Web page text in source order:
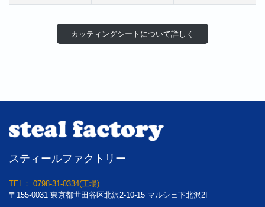
カッティングシートについて詳し く
スティールファクトリー
TEL： 0798-31-0334(工場)
〒155-0031 東京都世田谷区北沢2-10-15 マルシェ下北沢2F